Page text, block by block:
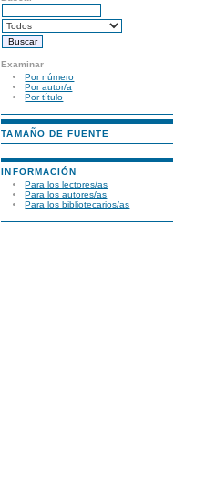
Examinar
Por número
Por autor/a
Por título
TAMAÑO DE FUENTE
INFORMACIÓN
Para los lectores/as
Para los autores/as
Para los bibliotecarios/as